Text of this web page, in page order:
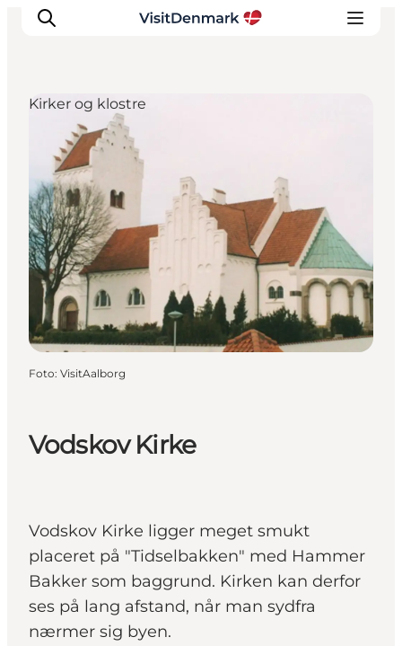
Inspiration
Destinationer
Oplevelser
Overnatning
Planlæg ferien
Vodskov Kirke
Vodskov Kirke ligger meget smukt
placeret på "Tidselbakken" med Hammer
Bakker som baggrund. Kirken kan derfor
ses på lang afstand, når man sydfra
nærmer sig byen.
Kirker og klostre
Foto: VisitAalborg